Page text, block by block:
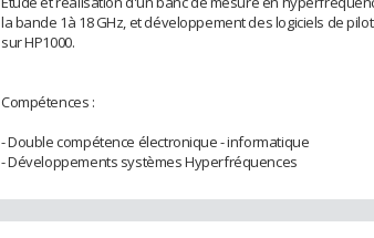
la bande 1à 18 GHz, et développement des logiciels de
sur HP1000.
Compétences :
- Double compétence électronique - informatique
- Développements systèmes Hyperfréquences